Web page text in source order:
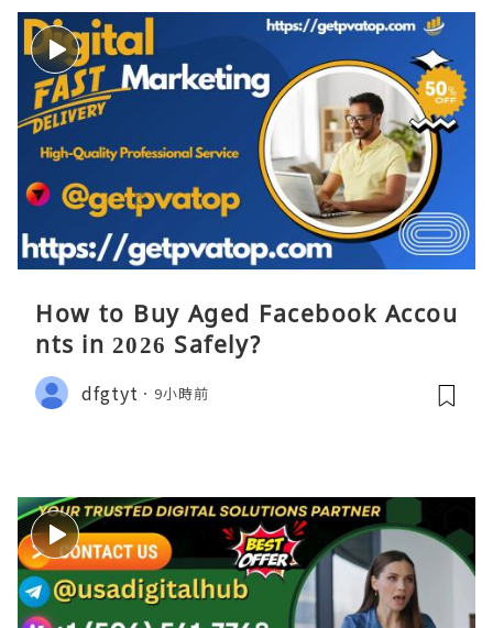
How to Buy Aged Facebook Accou
nts in 2026 Safely?
dfgtyt 9小時前